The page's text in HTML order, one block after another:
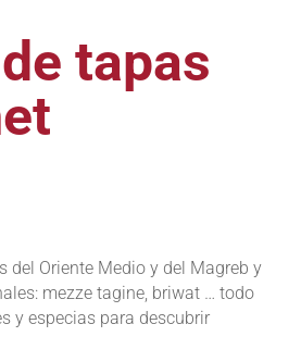
tapas
del Oriente Medio y del Magreb y
mezze tagine, briwat … todo
y especias para descubrir